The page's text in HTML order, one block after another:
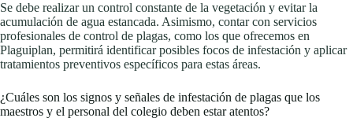
Se debe realizar un control constante de la vegetación y evitar la
acumulación de agua estancada. Asimismo, contar con servicios
profesionales de control de plagas, como los que ofrecemos en
Plaguiplan, permitirá identificar posibles focos de infestación y aplicar
tratamientos preventivos específicos para estas áreas.
¿Cuáles son los signos y señales de infestación de plagas que los
maestros y el personal del colegio deben estar atentos?